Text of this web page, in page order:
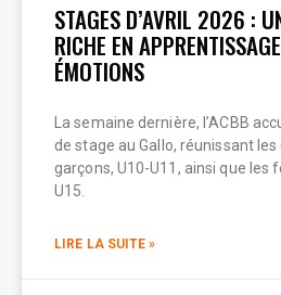
STAGES D’AVRIL 2026 :
RICHE EN
ÉMOTIONS
La semaine dernière, l’ACBB
de stage au Gallo, réunissant
garçons, U10-U11, ainsi que les
U15.
LIRE LA SUITE »